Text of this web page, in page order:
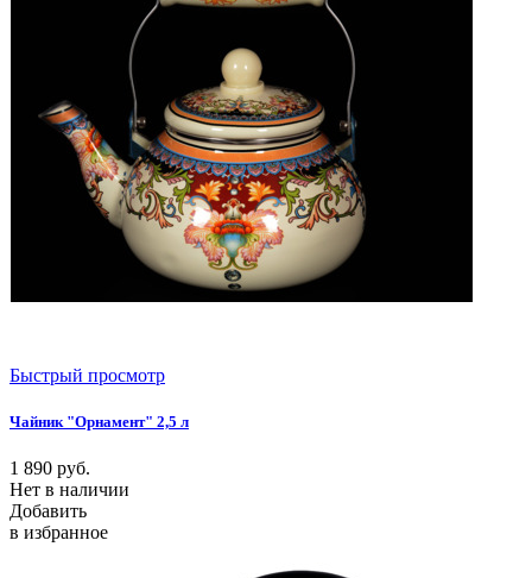
Быстрый просмотр
Чайник "Орнамент" 2,5 л
1 890 руб.
Нет в наличии
Добавить
в избранное